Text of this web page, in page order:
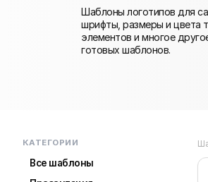
Шаблоны логотипов для
шрифты, размеры и цвета
элементов и многое
готовых шаблонов.
КАТЕГОРИИ
Все шаблоны